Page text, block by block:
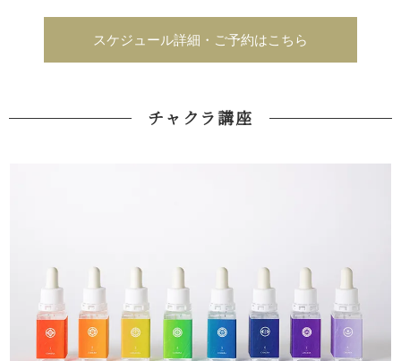
スケジュール詳細・ご予約はこちら
チャクラ講座